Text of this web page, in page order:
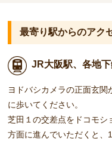
最寄り駅からのアク
JR大阪駅、各地下
ヨドバシカメラの正面玄関
に歩いてください。
芝田１の交差点をドコモシ
方面に進んでいただくと、